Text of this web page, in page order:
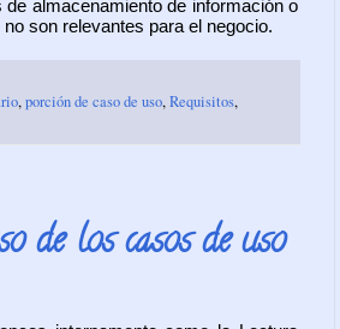
almacenamiento de información o
son relevantes para el negocio.
,porción de caso de uso,Requisitos,
de los casos de uso